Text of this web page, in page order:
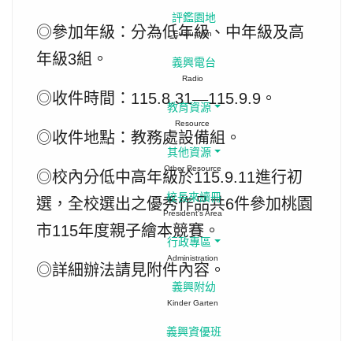
◎參加年級：分為低年級、中年級及高
年級3組。
◎收件時間： 115.8.31—115.9.9 。
◎收件地點：教務處設備組。
◎校內分低中高年級於115.9.11進行初
選，全校選出之優秀作品共6件參加桃園
市115年度親子繪本競賽。
◎詳細辦法請見附件內容。
評鑑園地
Evaluation
義興電台
Radio
教育資源
Resource
其他資源
Other Resource
校長來讀冊
President's Area
行政專區
Administration
義興附幼
Kinder Garten
義興資優班